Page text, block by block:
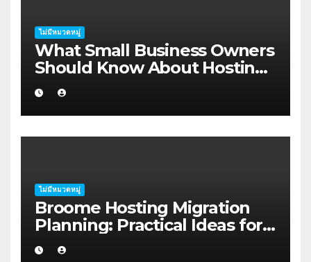
ไม่มีหมวดหมู่
What Small Business Owners
Should Know About Hosting
Migration Planning in
Geraldton
ไม่มีหมวดหมู่
Broome Hosting Migration
Planning: Practical Ideas for
First-home Buyers